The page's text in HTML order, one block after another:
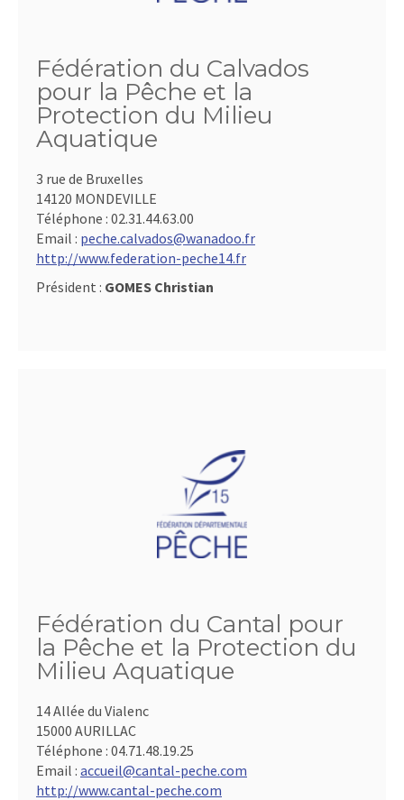
Fédération du Calvados
pour la Pêche et la
Protection du Milieu
Aquatique
3 rue de Bruxelles
14120 MONDEVILLE
Téléphone : 02.31.44.63.00
Email : peche.calvados@wanadoo.fr
http://www.federation-peche14.fr
Président : GOMES Christian
Fédération du Cantal pour
la Pêche et la Protection du
Milieu Aquatique
14 Allée du Vialenc
15000 AURILLAC
Téléphone : 04.71.48.19.25
Email : accueil@cantal-peche.com
http://www.cantal-peche.com